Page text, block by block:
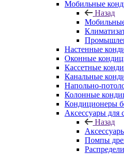
Мобильные
Назад
Настенные
Оконные
Кассетные
Канальные
Напольно-
Колонные
Кондиционеры
Аксессуары для
Назад
Помпы